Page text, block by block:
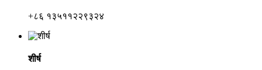
+८६ १३५११२२९३२४
शीर्ष